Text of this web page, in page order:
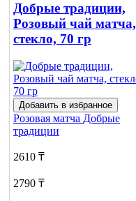
Добрые традиции,
Розовый чай матча,
стекло, 70 гр
Добавить в избранное
Розовая матча Добрые
традиции
2610 ₸
2790 ₸